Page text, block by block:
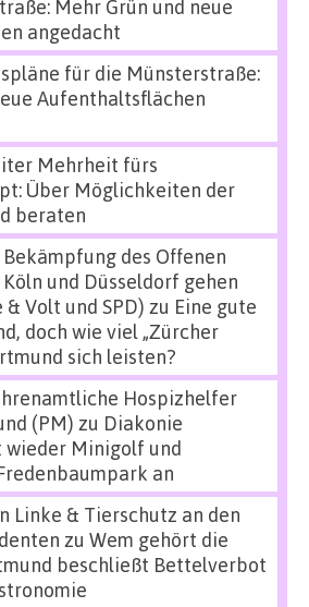
Mehr Grün und neue
angedacht
für die Münsterstraße:
Aufenthaltsflächen
Mehrheit fürs
Über Möglichkeiten der
beraten
des Offenen
und Düsseldorf gehen
Volt und SPD) zu Eine gute
doch wie viel „Zürcher
sich leisten?
Hospizhelfer
(PM) zu Diakonie
Minigolf und
an
Linke & Tierschutz an den
zu Wem gehört die
beschließt Bettelverbot